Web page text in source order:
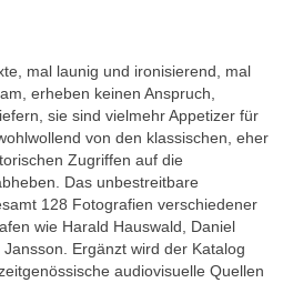
mal launig und ironisierend, mal
erheben keinen Anspruch,
sie sind vielmehr Appetizer für
von den klassischen, eher
Zugriffen auf die
Das unbestreitbare
128 Fotografien verschiedener
wie Harald Hauswald, Daniel
Ergänzt wird der Katalog
audiovisuelle Quellen